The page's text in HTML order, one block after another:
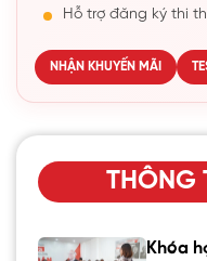
Hỗ trợ đăng ký thi
NHẬN KHUYẾN MÃI
THÔNG
Khóa